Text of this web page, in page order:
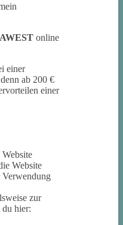
online
einer
ab 200 €
einer
Website
Verwendung
zur
hier: